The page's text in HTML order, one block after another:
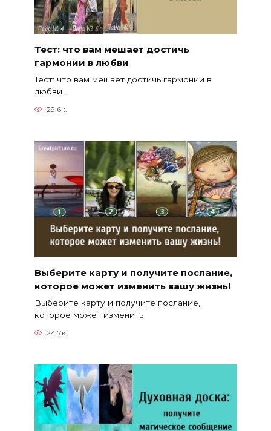
Тест: что вам мешает достичь
гармонии в любви
Тест: что вам мешает достичь гармонии в
любви.
29.6к.
Выберите карту и получите послание,
которое может изменить вашу жизнь!
Выберите карту и получите послание,
которое может изменить
24.7к.